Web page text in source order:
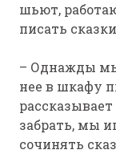
шьют,
писать
– Однажды
нее в шкафу
забрать, мы
сочинять